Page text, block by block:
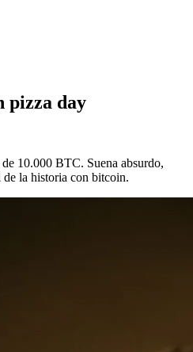
pizza day
10.000 BTC. Suena absurdo,
la historia con bitcoin.